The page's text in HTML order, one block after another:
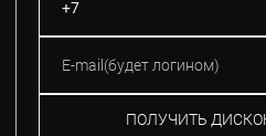
ПОЛУЧИТЬ